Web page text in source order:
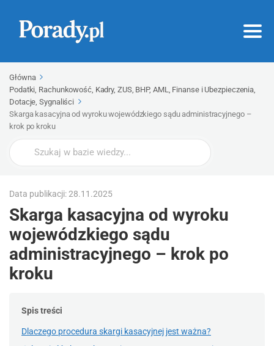
Główna
Podatki, Rachunkowość, Kadry, ZUS, BHP, AML, Finanse i Ubezpieczenia,
Dotacje, Sygnaliści
Skarga kasacyjna od wyroku wojewódzkiego sądu administracyjnego –
krok po kroku
Wyszukaj
Data publikacji: 28.11.2025
Skarga kasacyjna od wyroku
wojewódzkiego sądu
administracyjnego – krok po
kroku
Spis treści
Dlaczego procedura skargi kasacyjnej jest ważna?